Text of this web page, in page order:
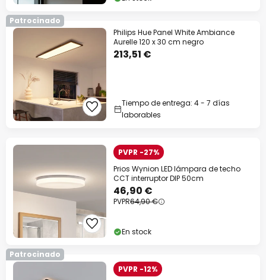
Patrocinado
Philips Hue Panel White Ambiance
Aurelle 120 x 30 cm negro
213,51 €
Tiempo de entrega: 4 - 7 días
laborables
PVPR -27%
Prios Wynion LED lámpara de techo
CCT interruptor DIP 50cm
46,90 €
PVPR64,90 €
En stock
Patrocinado
PVPR -12%